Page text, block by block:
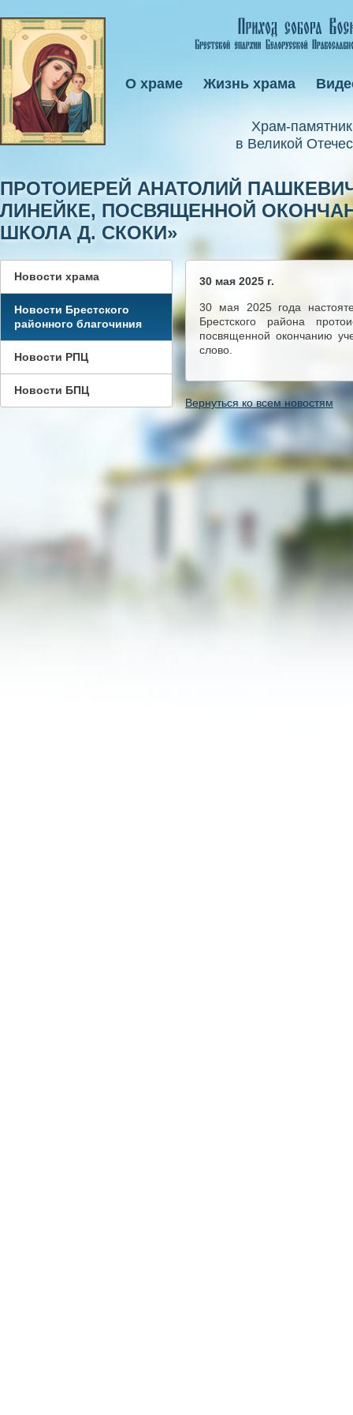
Xрам-
в Великой
О храме Жизнь храма
ПРОТОИЕРЕЙ АНАТОЛИЙ
ЛИНЕЙКЕ, ПОСВЯЩЕННОЙ
ШКОЛА Д. СКОКИ»
Новости храма
Новости Брестского
районного благочиния
Новости РПЦ
Новости БПЦ
30 мая 2025 г.
30 мая 2025 года
Брестского района
посвященной окончанию
слово.
Вернуться ко всем новостям